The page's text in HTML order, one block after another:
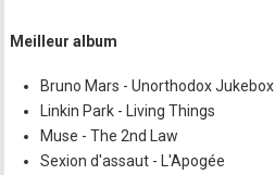
Meilleur album
Bruno Mars - Unorthodox Jukebox
Linkin Park - Living Things
Muse - The 2nd Law
Sexion d'assaut - L'Apogée